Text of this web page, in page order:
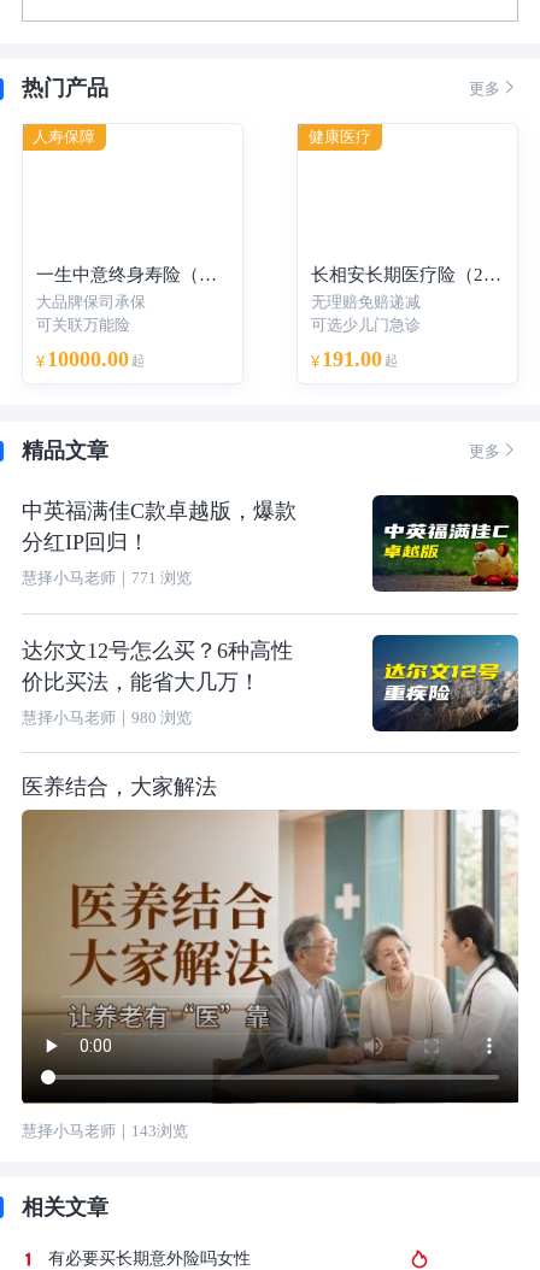
热门产品 更多 
一生中意终身寿险（分红型）-年交
大品牌保司承保
可关联万能险
¥ 10000.00 起
人寿保障
长相安长期医疗险（20年保证续保）—个人版
无理赔免赔递减
可选少儿门急诊
¥ 191.00 起
健康医疗
精品文章 更多 
中英福满佳C款卓越版，爆款
分红IP回归！
慧择小马老师｜ 771 浏览
达尔文12号怎么买？6种高性
价比买法，能省大几万！
慧择小马老师｜ 980 浏览
医养结合，大家解法
慧择小马老师｜ 143浏览
相关文章
有必要买长期意外险吗女性